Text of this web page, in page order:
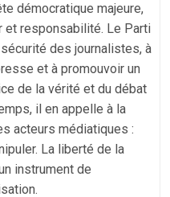
démocratique majeure,
et responsabilité. Le Parti
des journalistes, à
et à promouvoir un
de la vérité et du débat
il en appelle à la
acteurs médiatiques :
La liberté de la
instrument de